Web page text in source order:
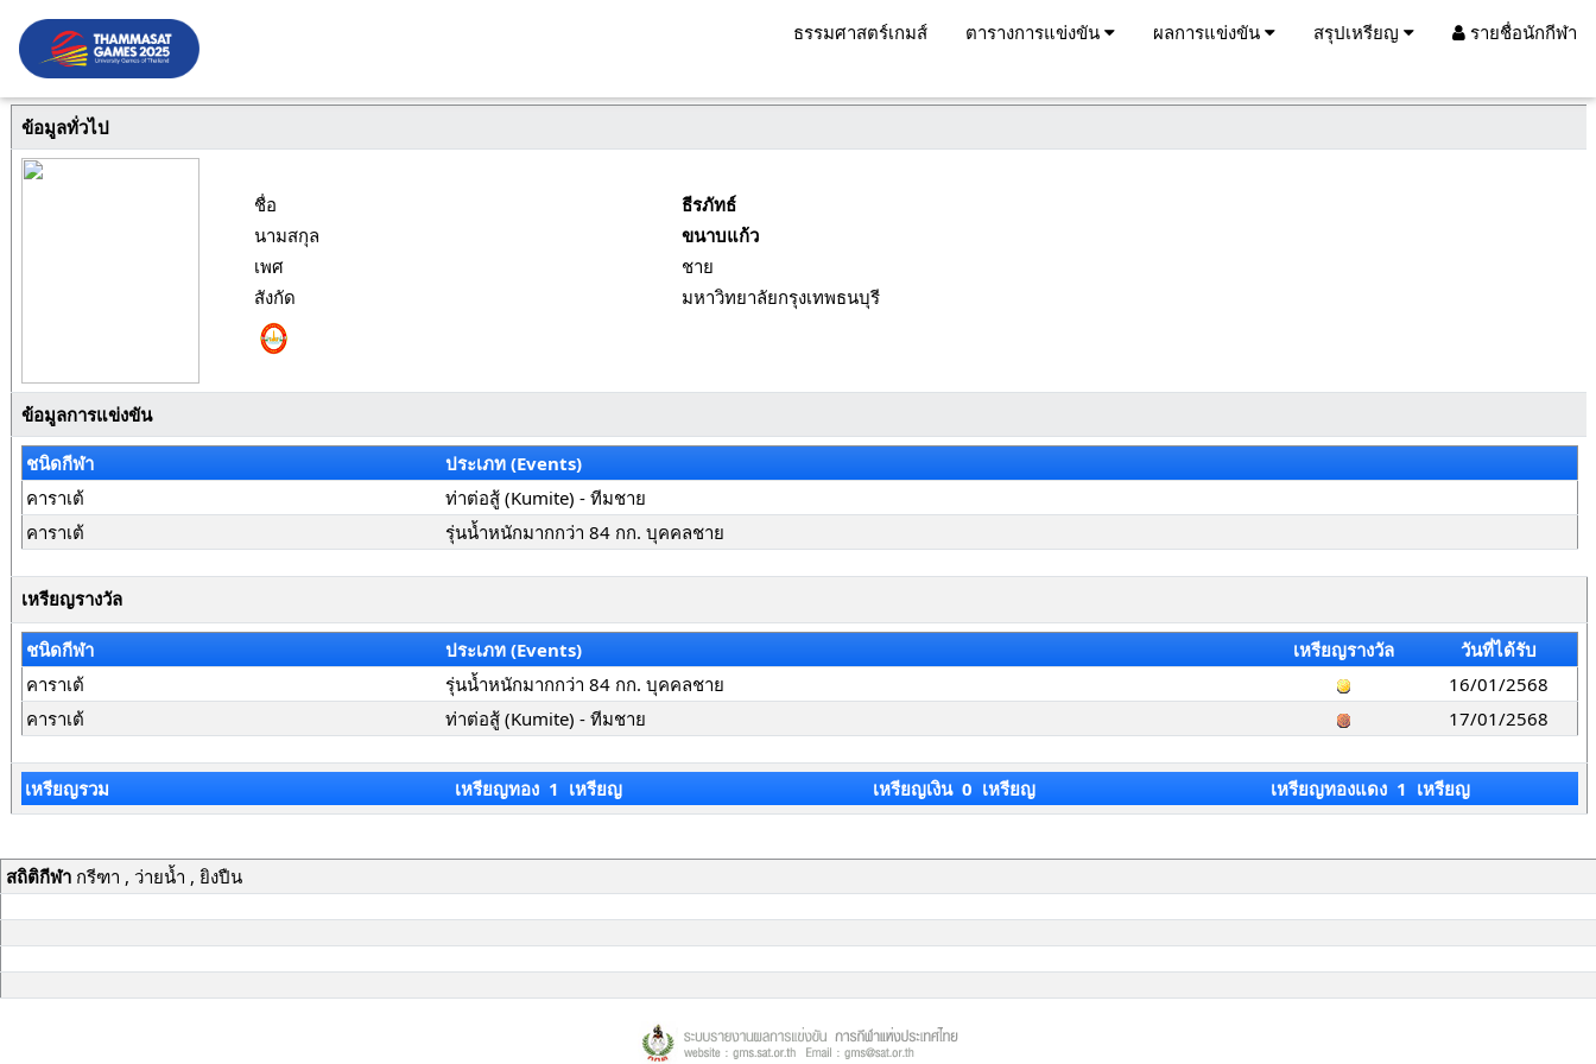
ธรรมศาสตร์เกมส์ ตารางการแข่งขัน ผลการแข่งขัน สรุปเหรียญ รายชื่อนักกีฬา
ข้อมูลทั่วไป
ชื่อ
ธีรภัทธ์
นามสกุล
ขนาบแก้ว
เพศ
ชาย
สังกัด
มหาวิทยาลัยกรุงเทพธนบุรี
ข้อมูลการแข่งขัน
ชนิดกีฬา
ประเภท (Events)
คาราเต้
ท่าต่อสู้ (Kumite) - ทีมชาย
คาราเต้
รุ่นน้ำหนักมากกว่า 84 กก. บุคคลชาย
เหรียญรางวัล
ชนิดกีฬา ประเภท (Events) เหรียญรางวัล
วันที่ได้รับ
คาราเต้
รุ่นน้ำหนักมากกว่า 84 กก. บุคคลชาย
16/01/2568
คาราเต้
ท่าต่อสู้ (Kumite) - ทีมชาย 17/01/2568
เหรียญรวม เหรียญทอง 1 เหรียญ เหรียญเงิน 0 เหรียญ เหรียญทองแดง 1 เหรียญ
สถิติกีฬากรีฑา , ว่ายน้ำ , ยิงปืน